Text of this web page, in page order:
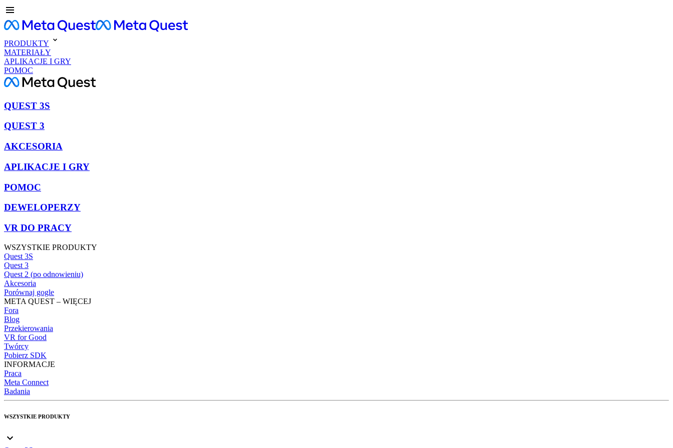
PRODUKTY
MATERIAŁY
APLIKACJE I GRY
POMOC
QUEST 3S
QUEST 3
AKCESORIA
APLIKACJE I GRY
POMOC
DEWELOPERZY
VR DO PRACY
WSZYSTKIE PRODUKTY
Quest 3S
Quest 3
Quest 2 (po odnowieniu)
Akcesoria
Porównaj gogle
META QUEST – WIĘCEJ
Fora
Blog
Przekierowania
VR for Good
Twórcy
Pobierz SDK
INFORMACJE
Praca
Meta Connect
Badania
WSZYSTKIE PRODUKTY